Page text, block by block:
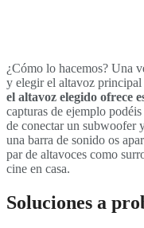
¿Cómo lo hacemos? Una
y elegir el altavoz principal
el altavoz elegido ofrece
capturas de ejemplo
de conectar un subwoofer
una barra de sonido os
par de altavoces como
cine en casa.
Soluciones a